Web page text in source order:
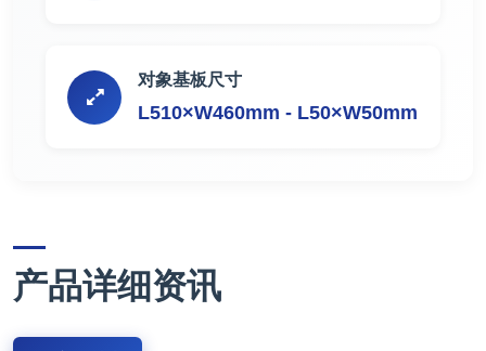
对象基板尺寸
L510×W460mm - L50×W50mm
产品详细资讯